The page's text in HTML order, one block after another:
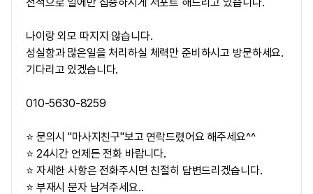
나이랑 외모 따지지 않습니다.
성실함과 많은일을 처리하실 체력만 준비하시고 방문하세요.
기다리고 있겠습니다.
010-5630-8259
⭐ 문의시 "마사지친구"보고 연락드렸어요 해주세요^^
⭐ 24시간 언제든 전화 바랍니다.
⭐ 자세한 사항은 전화주시면 친절히 답변드리겠습니다.
⭐ 부재시 문자 남겨주세요..